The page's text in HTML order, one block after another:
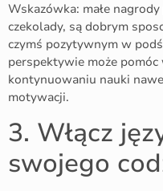
Wskazówka: małe
czekolady, są dobrym
czymś pozytywnym w
perspektywie może
kontynuowaniu nauki
motywacji.
3. Włącz
swojego